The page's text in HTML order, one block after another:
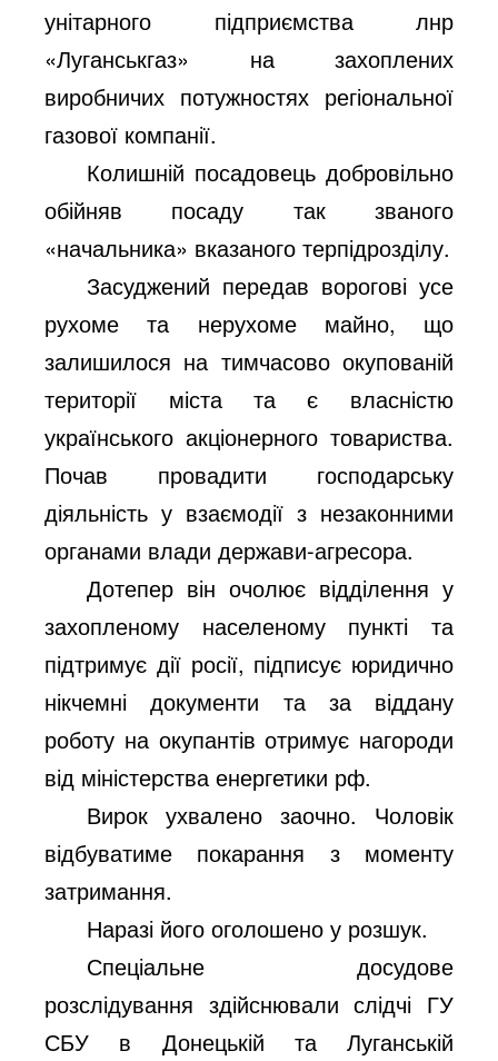
унітарного підприємства лнр
«Луганськгаз» на захоплених
виробничих потужностях регіональної
газової компанії.
Колишній посадовець добровільно
обійняв посаду так званого
«начальника» вказаного терпідрозділу.
Засуджений передав ворогові усе
рухоме та нерухоме майно, що
залишилося на тимчасово окупованій
території міста та є власністю
українського акціонерного товариства.
Почав провадити господарську
діяльність у взаємодії з незаконними
органами влади держави-агресора.
Дотепер він очолює відділення у
захопленому населеному пункті та
підтримує дії росії, підписує юридично
нікчемні документи та за віддану
роботу на окупантів отримує нагороди
від міністерства енергетики рф.
Вирок ухвалено заочно. Чоловік
відбуватиме покарання з моменту
затримання.
Наразі його оголошено у розшук.
Спеціальне досудове
розслідування здійснювали слідчі ГУ
СБУ в Донецькій та Луганській